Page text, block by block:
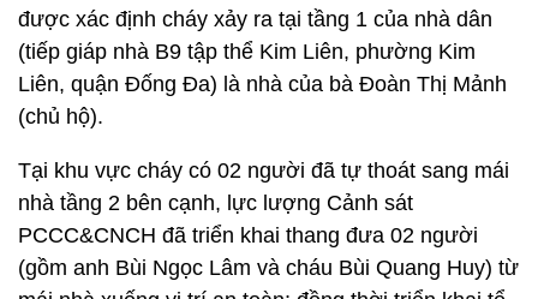
được xác định cháy xảy ra tại tầng 1 của nhà dân
(tiếp giáp nhà B9 tập thể Kim Liên, phường Kim
Liên, quận Đống Đa) là nhà của bà Đoàn Thị Mảnh
(chủ hộ).
Tại khu vực cháy có 02 người đã tự thoát sang mái
nhà tầng 2 bên cạnh, lực lượng Cảnh sát
PCCC&CNCH đã triển khai thang đưa 02 người
(gồm anh Bùi Ngọc Lâm và cháu Bùi Quang Huy) từ